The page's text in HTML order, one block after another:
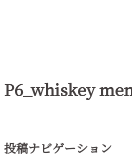
P6_whiskey
投稿ナビゲーション